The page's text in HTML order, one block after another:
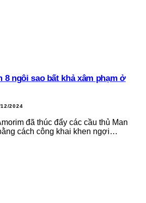
8 ngôi sao bất khả xâm phạm ở
2024
đã thúc đẩy các cầu thủ Man
cách công khai khen ngợi…